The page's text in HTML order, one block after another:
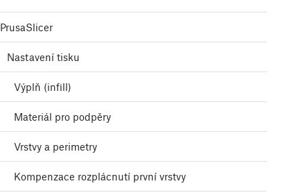
PrusaSlicer
Nastavení tisku
Výplň (infill)
Materiál pro podpěry
Vrstvy a perimetry
Kompenzace rozplácnutí první vrstvy